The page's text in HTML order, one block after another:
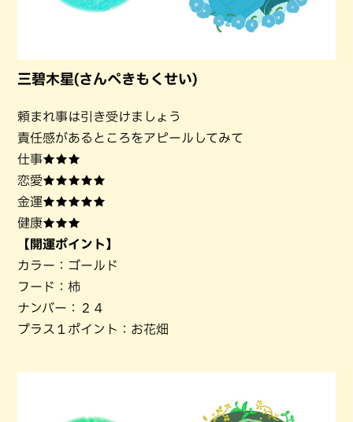
三碧木星(さんぺきもくせい)
頼まれ事は引き受けましょう
責任感があるところをアピールしてみて
仕事★★★
恋愛★★★★★
金運★★★★★
健康★★★
【開運ポイント】
カラー：ゴールド
フード：柿
ナンバー：２４
プラス１ポイント：お花畑